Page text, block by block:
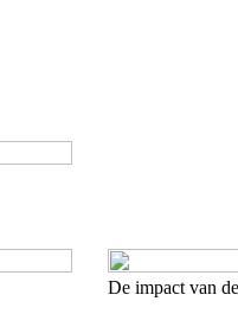
De impact van